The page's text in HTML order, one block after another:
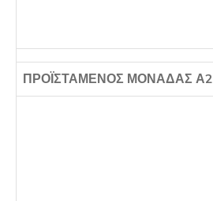
ΠΡΟΪΣΤΑΜΕΝΟΣ ΜΟΝΑΔΑΣ Α2